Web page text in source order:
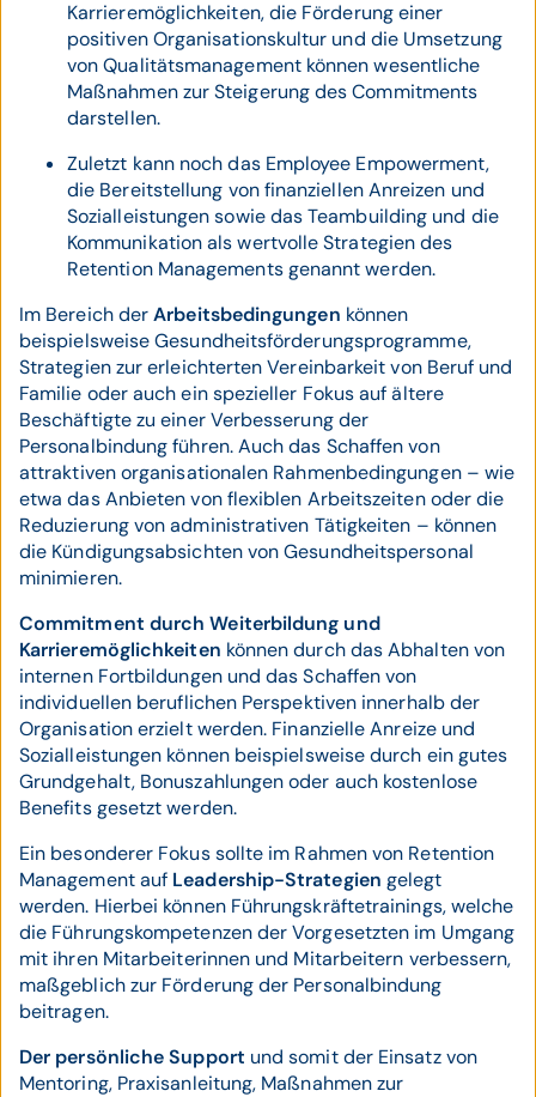
Karrieremöglichkeiten, die Förderung einer
positiven Organisationskultur und die Umsetzung
von Qualitätsmanagement können wesentliche
Maßnahmen zur Steigerung des Commitments
darstellen.
Zuletzt kann noch das Employee Empowerment,
die Bereitstellung von finanziellen Anreizen und
Sozialleistungen sowie das Teambuilding und die
Kommunikation als wertvolle Strategien des
Retention Managements genannt werden.
Im Bereich derArbeitsbedingungen können
beispielsweise Gesundheitsförderungsprogramme,
Strategien zur erleichterten Vereinbarkeit von Beruf und
Familie oder auch ein spezieller Fokus auf ältere
Beschäftigte zu einer Verbesserung der
Personalbindung führen. Auch das Schaffen von
attraktiven organisationalen Rahmenbedingungen – wie
etwa das Anbieten von flexiblen Arbeitszeiten oder die
Reduzierung von administrativen Tätigkeiten – können
die Kündigungsabsichten von Gesundheitspersonal
minimieren.
Commitment durch Weiterbildung und
Karrieremöglichkeiten können durch das Abhalten von
internen Fortbildungen und das Schaffen von
individuellen beruflichen Perspektiven innerhalb der
Organisation erzielt werden. Finanzielle Anreize und
Sozialleistungen können beispielsweise durch ein gutes
Grundgehalt, Bonuszahlungen oder auch kostenlose
Benefits gesetzt werden.
Ein besonderer Fokus sollte im Rahmen von Retention
Management auf Leadership-Strategien gelegt
werden. Hierbei können Führungskräftetrainings, welche
die Führungskompetenzen der Vorgesetzten im Umgang
mit ihren Mitarbeiterinnen und Mitarbeitern verbessern,
maßgeblich zur Förderung der Personalbindung
beitragen.
Der persönliche Support und somit der Einsatz von
Mentoring, Praxisanleitung, Maßnahmen zur